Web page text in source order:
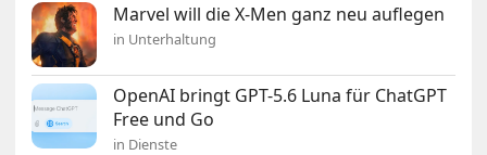
Marvel will die X-Men ganz neu auflegen
in Unterhaltung
OpenAI bringt GPT-5.6 Luna für ChatGPT
Free und Go
in Dienste